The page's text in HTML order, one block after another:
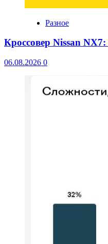
Разное
Кроссовер Nissan
06.08.2026 0